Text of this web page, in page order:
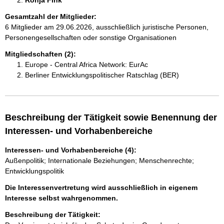
Gesamtzahl der Mitglieder:
6 Mitglieder am 29.06.2026, ausschließlich juristische Personen,
Personengesellschaften oder sonstige Organisationen
Mitgliedschaften (2):
Europe - Central Africa Network: EurAc
Berliner Entwicklungspolitischer Ratschlag (BER)
Beschreibung der Tätigkeit sowie Benennung der
Interessen- und Vorhabenbereiche
Interessen- und Vorhabenbereiche (4):
Außenpolitik; Internationale Beziehungen; Menschenrechte;
Entwicklungspolitik
Die Interessenvertretung wird ausschließlich in eigenem
Interesse selbst wahrgenommen.
Beschreibung der Tätigkeit: